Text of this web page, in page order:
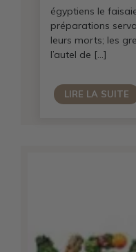
égyptiens le
préparations
leurs morts; les
l’autel de […]
LIRE LA SUITE